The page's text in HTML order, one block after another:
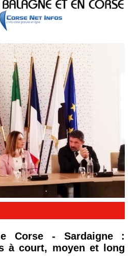
Corse - Sardaigne :
à court, moyen et long